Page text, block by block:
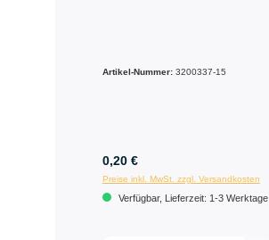
Artikel-Nummer: 3200337-15
0,20 €
Preise inkl. MwSt. zzgl. Versandkosten
Verfügbar, Lieferzeit: 1-3 Werktage